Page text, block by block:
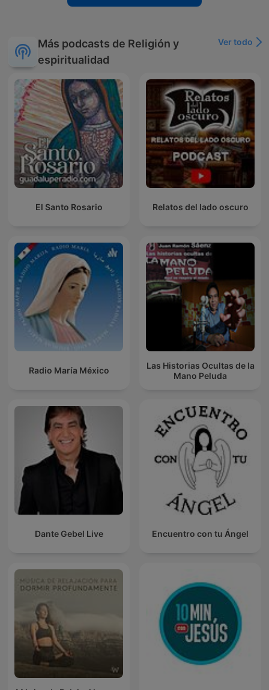
Más podcasts de Religión y
espiritualidad
Ver todo
El Santo Rosario Relatos del lado oscuro
Radio María México
Las Historias Ocultas de la
Mano Peluda
Dante Gebel Live Encuentro con tu Ángel